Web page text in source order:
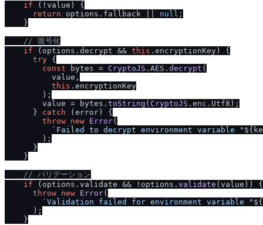
if (!value) {
return options. fallback null ;
    }
// 復号化
if (options. decrypt && this . encryptionKey ) {
try {
const bytes = CryptoJS . AES . decrypt (
          value,
this . encryptionKey
        );
        value = bytes.
toString ( CryptoJS . enc . Utf8 );
      }
catch (error) {
throw new Error(
`Failed to decrypt environment variable "
        );
      }
    }
// バリデーション
if (options. validate && !options. validate (value)) {
throw new Error(
`Validation failed for environment variable "
      );
    }